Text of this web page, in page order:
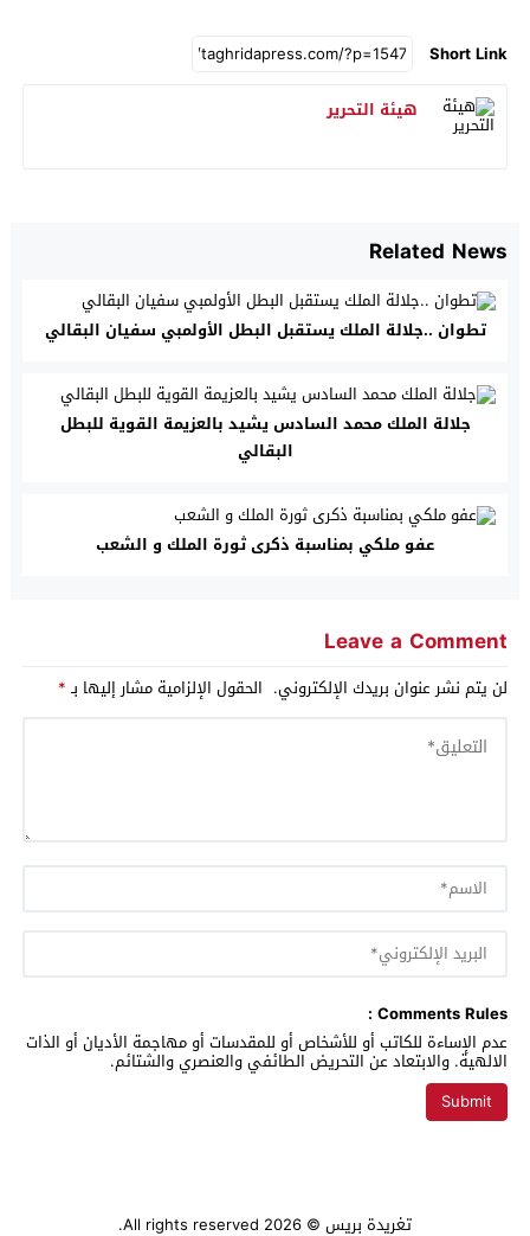
Short Link
هيئة التحرير
Related News
تطوان ..جلالة الملك يستقبل البطل الأولمبي سفيان البقالي
جلالة الملك محمد السادس يشيد بالعزيمة القوية للبطل
البقالي
عفو ملكي بمناسبة ذكرى ثورة الملك و الشعب
Leave a Comment
لن يتم نشر عنوان بريدك الإلكتروني. الحقول الإلزامية مشار إليها بـ*
Comments Rules :
عدم الإساءة للكاتب أو للأشخاص أو للمقدسات أو مهاجمة الأديان أو الذات
الالهية. والابتعاد عن التحريض الطائفي والعنصري والشتائم.
تغريدة بريس © 2026 All rights reserved.